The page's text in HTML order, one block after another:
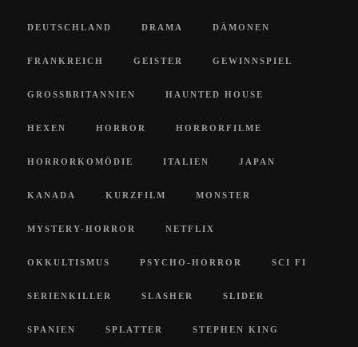
DEUTSCHLAND DRAMA DÄMONEN
FRANKREICH GEISTER GEWINNSPIEL
GROSSBRITANNIEN HAUNTED HOUSE
HEXEN HORROR HORRORFILME
HORRORKOMÖDIE ITALIEN JAPAN
KANADA KURZFILM MONSTER
MYSTERY-HORROR NETFLIX
OKKULTISMUS PSYCHO-HORROR SCI FI
SERIENKILLER SLASHER SLIDER
SPANIEN SPLATTER STEPHEN KING